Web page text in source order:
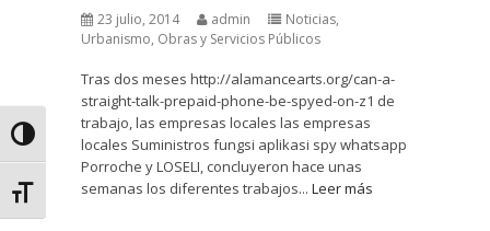
Alternar alto contraste
Alternar tamaño de letra
23 julio, 2014 admin Noticias,
Urbanismo, Obras y Servicios Públicos
Tras dos meses http://alamancearts.org/can-a-
straight-talk-prepaid-phone-be-spyed-on-z1 de
trabajo, las empresas locales las empresas
locales Suministros fungsi aplikasi spy whatsapp
Porroche y LOSELI, concluyeron hace unas
semanas los diferentes trabajos... Leer más